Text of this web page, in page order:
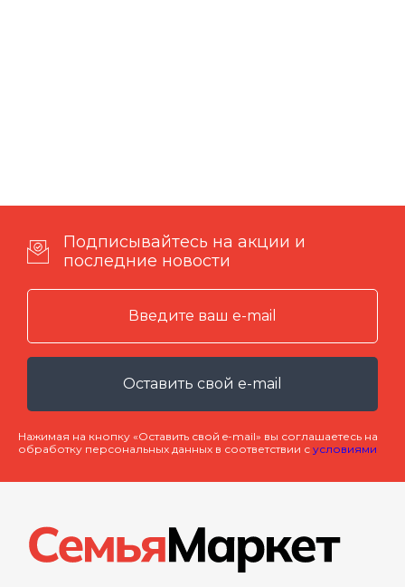
Подписывайтесь на акции и
последние новости
Оставить свой e-mail
Нажимая на кнопку «Оставить свой e-mail» вы соглашаетесь на
обработку персональных данных в соответствии с условиями